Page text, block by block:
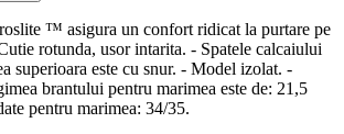
™ asigura un confort ridicat la purtare pe
rotunda, usor intarita. - Spatele calcaiului
superioara este cu snur. - Model izolat. -
brantului pentru marimea este de: 21,5
pentru marimea: 34/35.